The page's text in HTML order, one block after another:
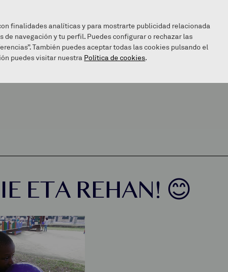
EZAGUTU GAITZAZU INFOGUNEA
ETA REHAN! 😊
finalidades analíticas y para mostrarte publicidad relacionada
navegación y tu perfil. Puedes configurar o rechazar las
También puedes aceptar todas las cookies pulsando el
puedes visitar nuestra Política de cookies.